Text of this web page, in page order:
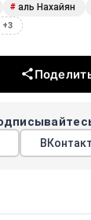
# аль Нахайян